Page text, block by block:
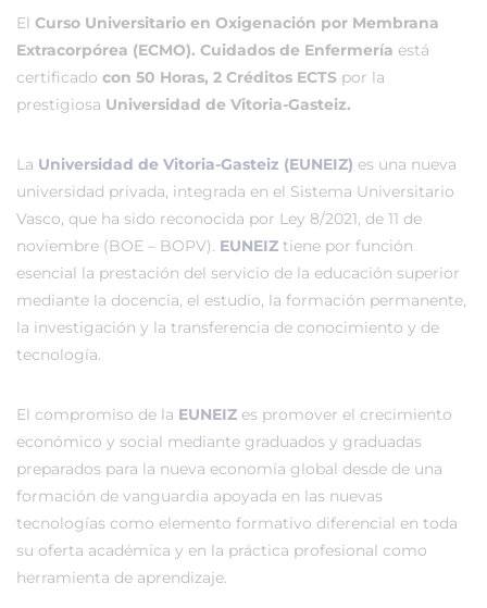
El Curso Universitario en Oxigenación por Membrana
Extracorpórea (ECMO). Cuidados de Enfermería está
certificado con 50 Horas, 2 Créditos ECTS por la
prestigiosa Universidad de Vitoria-Gasteiz.
La Universidad de Vitoria-Gasteiz (EUNEIZ) es una nueva
universidad privada, integrada en el Sistema Universitario
Vasco, que ha sido reconocida por Ley 8/2021, de 11 de
noviembre (BOE – BOPV). EUNEIZ tiene por función
esencial la prestación del servicio de la educación superior
mediante la docencia, el estudio, la formación permanente,
la investigación y la transferencia de conocimiento y de
tecnología.
El compromiso de la EUNEIZ es promover el crecimiento
económico y social mediante graduados y graduadas
preparados para la nueva economía global desde de una
formación de vanguardia apoyada en las nuevas
tecnologías como elemento formativo diferencial en toda
su oferta académica y en la práctica profesional como
herramienta de aprendizaje.